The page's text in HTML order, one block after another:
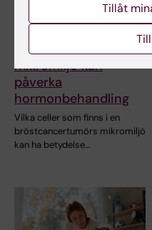
Celler i tumörens
mikromiljö kan
påverka
hormonbehandling
Vilka celler som finns i en
bröstcancertumörs mikromiljö
kan ha betydelse…
Tillåt